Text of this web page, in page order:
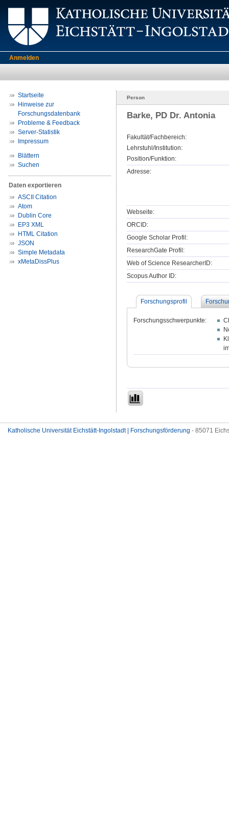
Anmelden
Startseite
Hinweise zur
Forschungsdatenbank
Probleme & Feedback
Server-Statistik
Impressum
Blättern
Suchen
Daten exportieren
ASCII Citation
Atom
Dublin Core
EP3 XML
HTML Citation
JSON
Simple Metadata
xMetaDissPlus
Person
Barke, PD Dr. Antonia
Fakultät/Fachbereich:
Lehrstuhl/Institution:
Position/Funktion:
Adresse:
Webseite:
ORCID:
Google Scholar Profil:
ResearchGate Profil:
Web of Science ResearcherID:
Scopus Author ID:
Forschungsprofil
Forschungsschwerpunkte:
Katholische Universität Eichstätt-Ingolstadt | Forschungsförderung - 85071